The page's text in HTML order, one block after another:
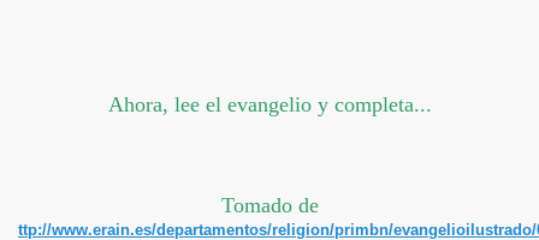
Ahora, lee el evangelio y completa...
Tomado de
ttp://www.erain.es/departamentos/religion/primbn/evangelioilustrado/